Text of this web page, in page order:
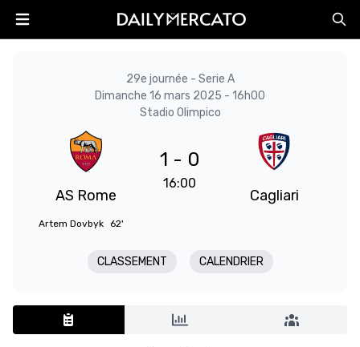
29e journée - Serie A
Dimanche 16 mars 2025 - 16h00
Stadio Olimpico
AS Rome
1 - 0
16:00
Cagliari
Artem Dovbyk 62'
CLASSEMENT CALENDRIER